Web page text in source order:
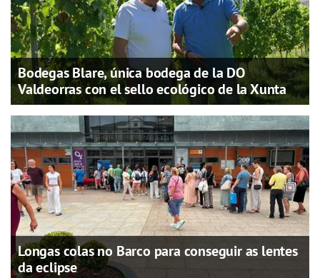
Bodegas Blare, única bodega de la DO
Valdeorras con el sello ecológico de la Xunta
Longas colas no Barco para conseguir as lentes
da eclipse